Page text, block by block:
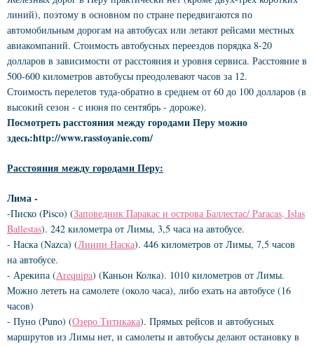
линий), поэтому в основном по стране передвигаются по
автомобильным дорогам на автобусах или летают рейсами местных
авиакомпаний. Стоимость автобусных переездов порядка 8-20
долларов в зависимости от расстояния и уровня сервиса. Расстояние в
500-600 километров автобусы преодолевают часов за 12.
Стоимость перелетов туда-обратно в среднем от 60 до 100 долларов (в
высокий сезон - с июня по сентябрь - дороже).
Посмотреть расстояния между городами Перу можно
здесь:http://www.rasstoyanie.com/
Расстояния между городами Перу:
Лима -
-Писко (Pisco) (Заповедник Паракас и острова Баллестас/ Paracas, Islas
Ballestas). 242 километра от Лимы, 3,5 часа на автобусе.
- Наска (Nazca) (Линии Наска). 446 километров от Лимы, 7,5 часов
на автобусе.
- Арекипа (Arequipa) (Каньон Колка). 1010 километров от Лимы.
Можно лететь на самолете (около часа), либо ехать на автобусе (16
часов)
- Пуно (Puno) (Озеро Титикака). Прямых рейсов и автобусных
маршрутов из Лимы нет, и самолеты и автобусы делают остановку в